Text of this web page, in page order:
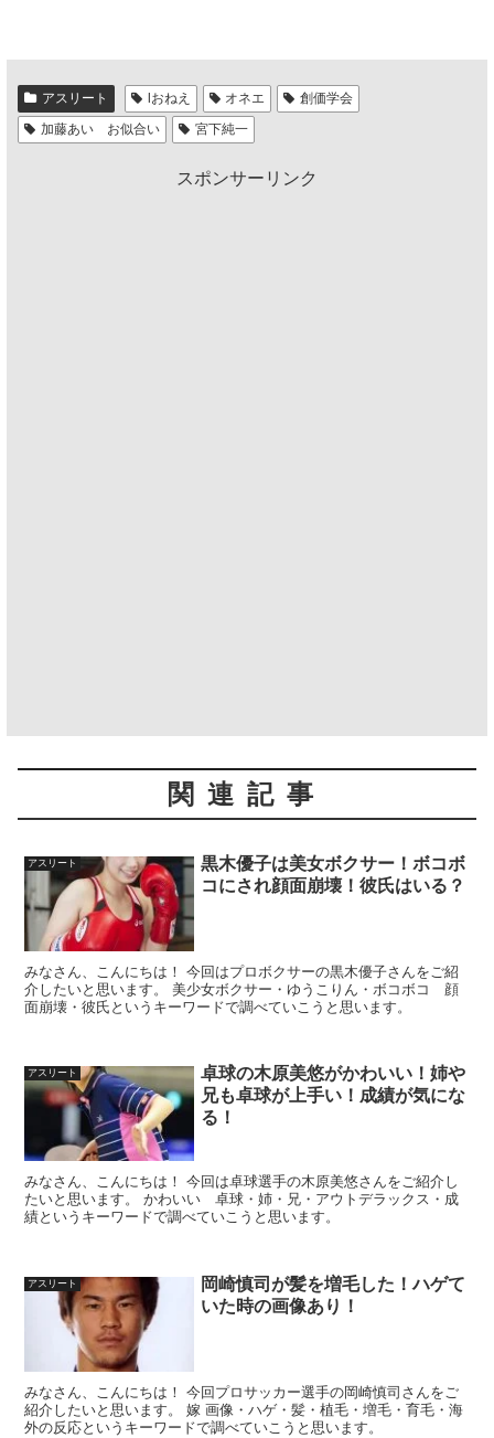
アスリート lおねえ オネエ
創価学会
加藤あい お似合い
宮下純一
スポンサーリンク
関連記事
アスリート
黒木優子は美女ボクサー！ボコボ
コにされ顔面崩壊！彼氏はいる？
みなさん、こんにちは！ 今回はプロボクサーの黒木優子さんをご紹
介したいと思います。 美少女ボクサー・ゆうこりん・ボコボコ 顔
面崩壊・彼氏というキーワードで調べていこうと思います。
アスリート
卓球の木原美悠がかわいい！姉や
兄も卓球が上手い！成績が気にな
る！
みなさん、こんにちは！ 今回は卓球選手の木原美悠さんをご紹介し
たいと思います。 かわいい 卓球・姉・兄・アウトデラックス・成
績というキーワードで調べていこうと思います。
アスリート
岡崎慎司が髪を増毛した！ハゲて
いた時の画像あり！
みなさん、こんにちは！ 今回プロサッカー選手の岡崎慎司さんをご
紹介したいと思います。 嫁 画像・ハゲ・髪・植毛・増毛・育毛・海
外の反応というキーワードで調べていこうと思います。